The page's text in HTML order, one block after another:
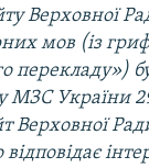
Верховної
мов (із
перекладу»)
МЗС України
Верховної